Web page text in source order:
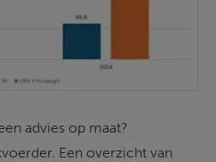
advies op maat?
Een overzicht van